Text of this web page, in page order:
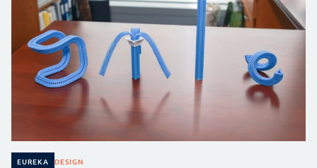
EUREKA DESIGN